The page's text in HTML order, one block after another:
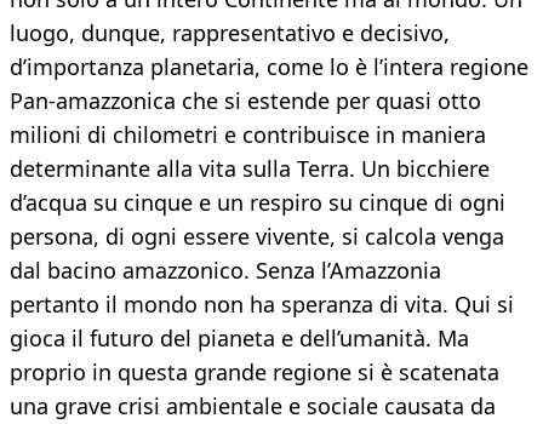
luogo, dunque, rappresentativo e decisivo,
d’importanza planetaria, come lo è l’intera regione
Pan-amazzonica che si estende per quasi otto
milioni di chilometri e contribuisce in maniera
determinante alla vita sulla Terra. Un bicchiere
d’acqua su cinque e un respiro su cinque di ogni
persona, di ogni essere vivente, si calcola venga
dal bacino amazzonico. Senza l’Amazzonia
pertanto il mondo non ha speranza di vita. Qui si
gioca il futuro del pianeta e dell’umanità. Ma
proprio in questa grande regione si è scatenata
una grave crisi ambientale e sociale causata da